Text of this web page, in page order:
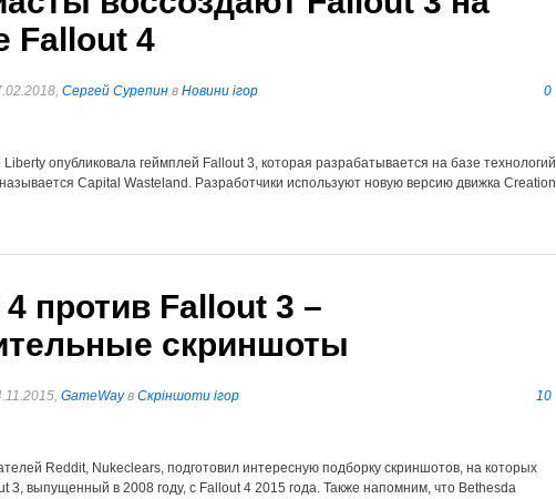
Fallout 4
Сергей Сурепин в Новини ігор 0
опубликовала геймплей Fallout 3, которая разрабатывается на базе технологий
Capital Wasteland. Разработчики используют новую версию движка Creation
против Fallout 3 –
скриншоты
GameWayв Cкріншоти ігор 10
Reddit, Nukeclears, подготовил интересную подборку скриншотов, на которых
3, выпущенный в 2008 году, с Fallout 4 2015 года. Также напомним, что Bethesda